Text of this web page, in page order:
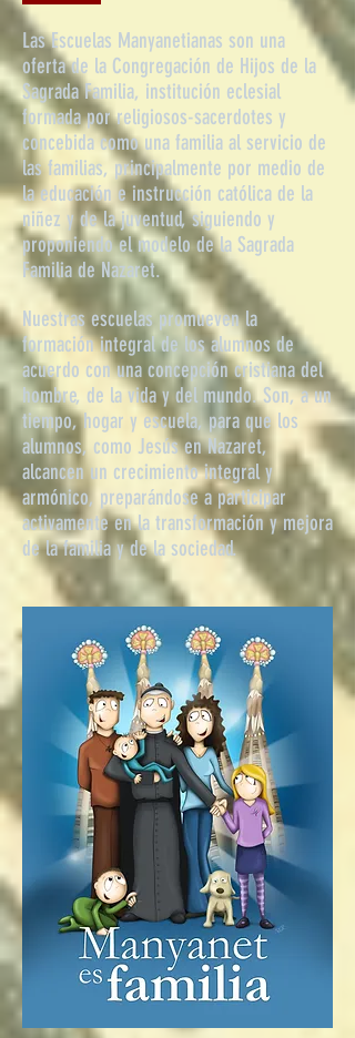
Las Escuelas Manyanetianas son una
oferta de la Congregación de Hijos de la
Sagrada Familia, institución eclesial
formada por religiosos-sacerdotes y
concebida como una familia al servicio de
las familias, principalmente por medio de
la educación e instrucción católica de la
niñez y de la juventud, siguiendo y
proponiendo el modelo de la Sagrada
Familia de Nazaret.
Nuestras escuelas promueven la
formación integral de los alumnos de
acuerdo con una concepción cristiana del
hombre, de la vida y del mundo. Son, a un
tiempo, hogar y escuela, para que los
alumnos, como Jesús en Nazaret,
alcancen un crecimiento integral y
armónico, preparándose a participar
activamente en la transformación y mejora
de la familia y de la sociedad.